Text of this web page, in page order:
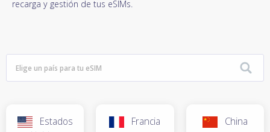
recarga y gestión de tus eSIMs.
Estados
Francia China